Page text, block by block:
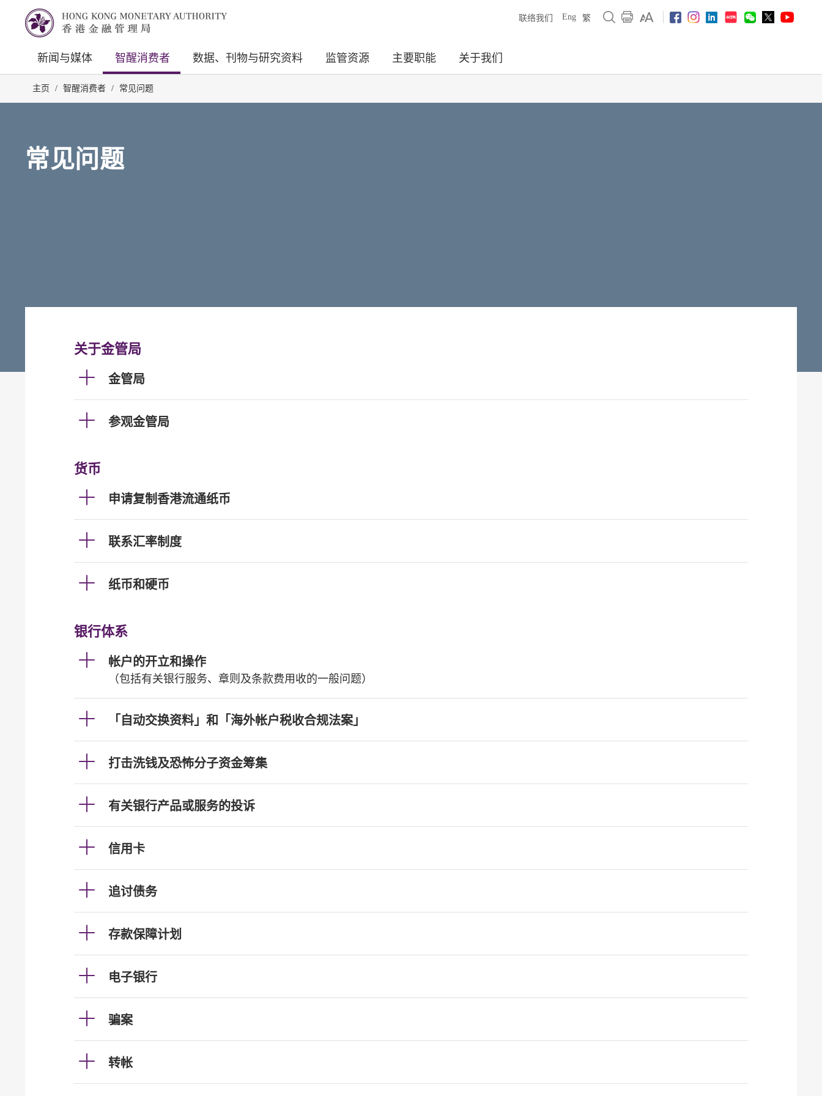
联络我们 Eng 繁
新闻与媒体 智醒消费者 数据、刊物与研究资料 监管资源 主要职能 关于我们
主页 / 智醒消费者 / 常见问题
常见问题
关于金管局
金管局
参观金管局
货币
申请复制香港流通纸币
联系汇率制度
纸币和硬币
银行体系
帐户的开立和操作
（包括有关银行服务、章则及条款费用收的一般问题）
「自动交换资料」和「海外帐户税收合规法案」
打击洗钱及恐怖分子资金筹集
有关银行产品或服务的投诉
信用卡
追讨债务
存款保障计划
电子银行
骗案
转帐